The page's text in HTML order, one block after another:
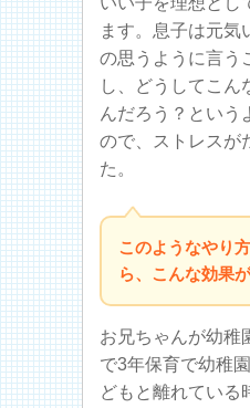
ます。息子は元気
の思うように言う
し、どうしてこん
んだろう？という
ので、ストレスが
た。
このようなやり
ら、こんな効果
お兄ちゃんが幼稚
で3年保育で幼稚
どもと離れている